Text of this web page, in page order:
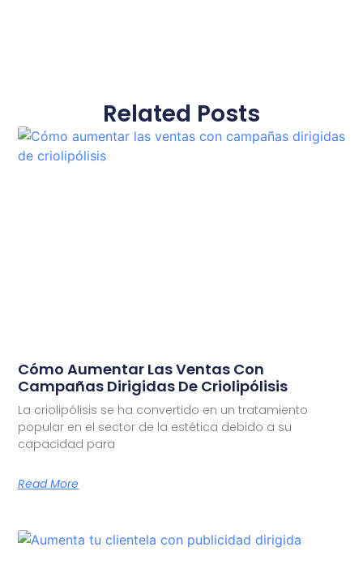
Related Posts
Cómo Aumentar Las Ventas Con
Campañas Dirigidas De Criolipólisis
La criolipólisis se ha convertido en un tratamiento
popular en el sector de la estética debido a su
capacidad para
Read More